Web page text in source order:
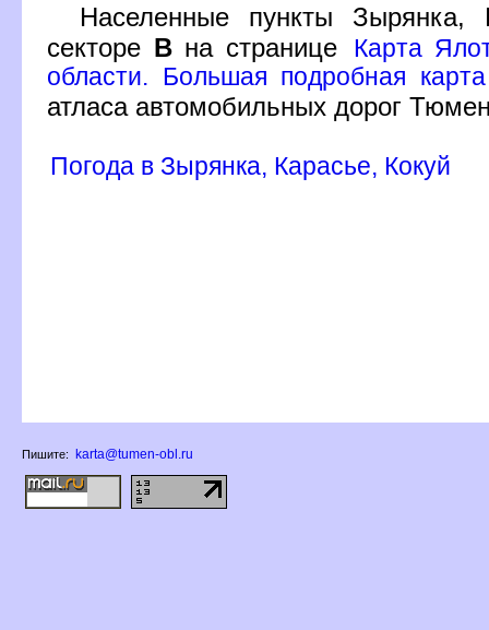
Населенные пункты
секторе
на странице
Карта
области. Большая подробная
атласа автомобильных дорог
Погода в Зырянка, Карасье, Кокуй
Пишите: karta@tumen-obl.ru